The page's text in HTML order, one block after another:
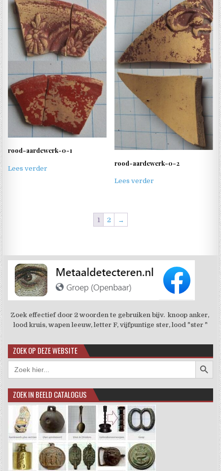
rood-aardewerk-0-1
Lees verder
rood-aardewerk-0-2
Lees verder
1 2 →
Zoek effectief door 2 woorden te gebruiken bijv. knoop anker,
lood kruis, wapen leeuw, letter F, vijfpuntige ster, lood "ster "
ZOEK OP DEZE WEBSITE
Zoek
naar:
ZOEK IN BEELD CATALOGUS